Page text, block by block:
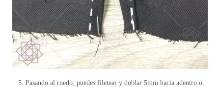
5. Pasando al ruedo, puedes filetear y doblar 5mm hacia adentro o